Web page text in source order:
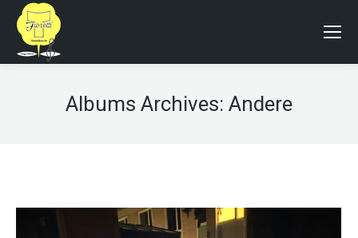
Albums Archives: Andere